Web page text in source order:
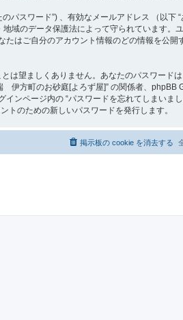
パスワード”) 、有効なメールアドレス （以下
域のデータ保護法によって守られています。
はご自分のアカウント情報のどの情報を公開
は望ましくありません。あなたのパスワード
伊方町のお砂庭[よろず屋]” の関係者、phpBB
ンページ内の “パスワードを忘れてしまいま
トのための新しいパスワードを発行します。
掲示板の cookie を消去する